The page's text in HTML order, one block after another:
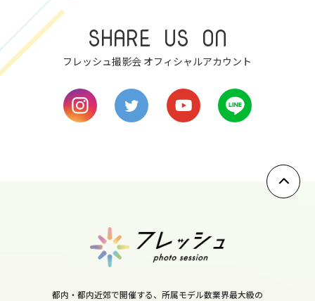
7
sun
mon
thu
SHARE US ON
フレッシュ撮影会 オフィシャルアカウント
都内・都内近郊で開催する、所属モデル数業界最大級の